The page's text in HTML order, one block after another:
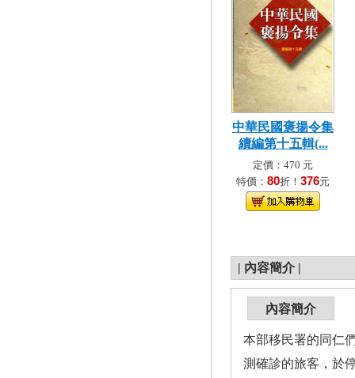
中華民國褒揚令集
續編第十五輯(...
定價：470 元
特價： 80折！ 376元
| 內容簡介 |
內容簡介
本部移民署的同仁
測確診的旅客，於